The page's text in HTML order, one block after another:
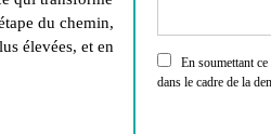
du chemin,
élevées, et en
En soumettant
dans le cadre de la